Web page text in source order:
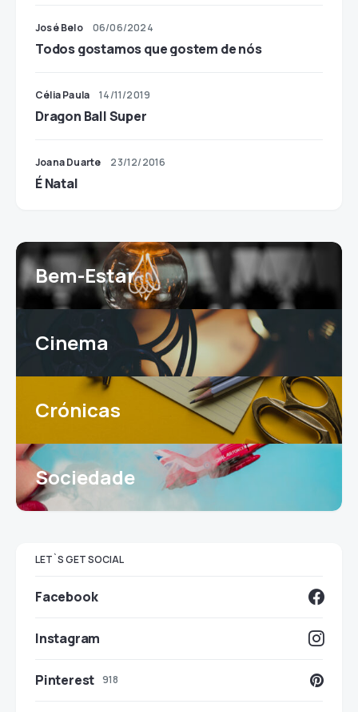
José Belo 06/06/2024
Todos gostamos que gostem de nós
Célia Paula 14/11/2019
Dragon Ball Super
Joana Duarte 23/12/2016
É Natal
Bem-Estar
Cinema
Crónicas
Sociedade
LET`S GET SOCIAL
Facebook
Instagram
Pinterest 918